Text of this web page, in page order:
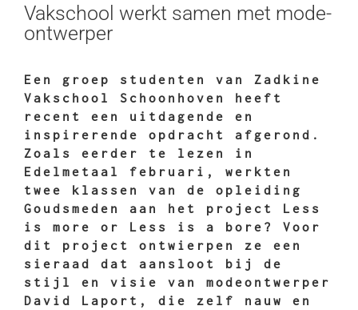
Vakschool werkt samen met mode-
ontwerper
Een groep studenten van Zadkine
Vakschool Schoonhoven heeft
recent een uitdagende en
inspirerende opdracht afgerond.
Zoals eerder te lezen in
Edelmetaal februari, werkten
twee klassen van de opleiding
Goudsmeden aan het project Less
is more or Less is a bore? Voor
dit project ontwierpen ze een
sieraad dat aansloot bij de
stijl en visie van modeontwerper
David Laport, die zelf nauw en